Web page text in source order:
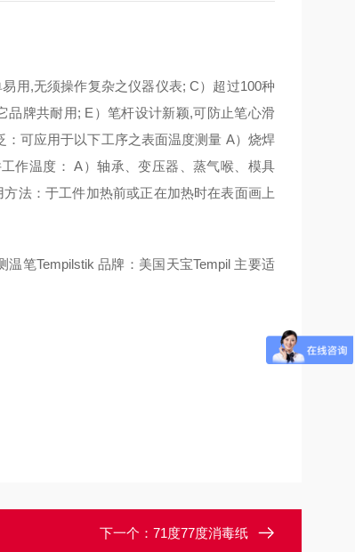
用,无须操作复杂之仪器仪表; C）超过100种
牌共耐用; E）笔杆设计新颖,可防止笔心滑
可应用于以下工序之表面温度测量 A）烧焊
作温度： A）轴承、变压器、蒸气喉、模具
法：于工件加热前或正在加热时在表面画上
笔Tempilstik 品牌：美国天宝Tempil 主要适
下一个： 71度77度消毒纸